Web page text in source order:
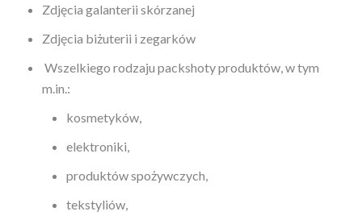
Zdjęcia galanterii skórzanej
Zdjęcia biżuterii i zegarków
Wszelkiego rodzaju packshoty produktów, w tym
m.in.:
kosmetyków,
elektroniki,
produktów spożywczych,
tekstyliów,